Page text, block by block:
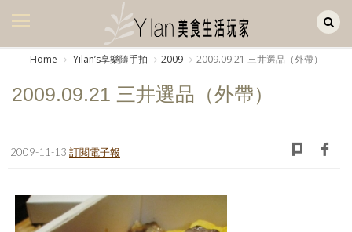
美食集
生活風
Home Yilanʼs享樂隨手拍 2009 2009.09.21 三井選品（外帶）
2009.09.21 三井選品（外帶）
2009-11-13 訂閱電子報